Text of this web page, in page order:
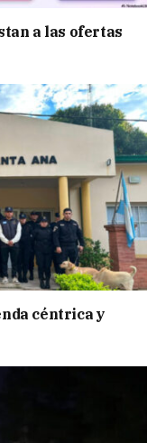
a las ofertas
céntrica y